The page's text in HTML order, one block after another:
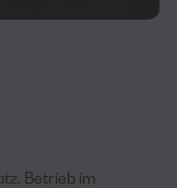
Betrieb im